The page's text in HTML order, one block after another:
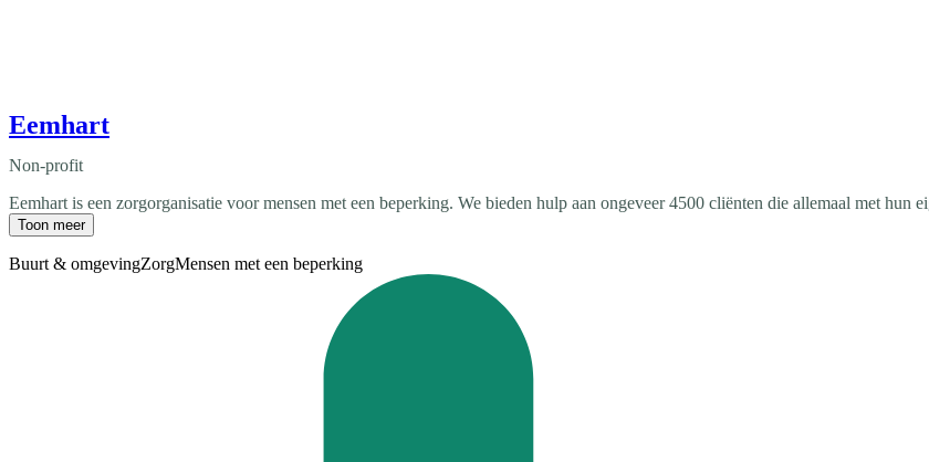
Eemhart
Non-profit
Eemhart is een zorgorganisatie voor mensen met een beperking. We bieden hulp aan ongeveer 4500 cliënten die allemaal met
Toon meer
Buurt & omgevingZorgMensen met een beperking